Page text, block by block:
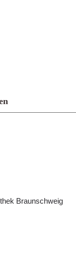
Braunschweig